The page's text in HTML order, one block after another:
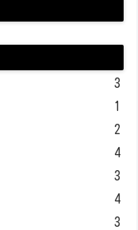
3
1
2
4
3
4
3